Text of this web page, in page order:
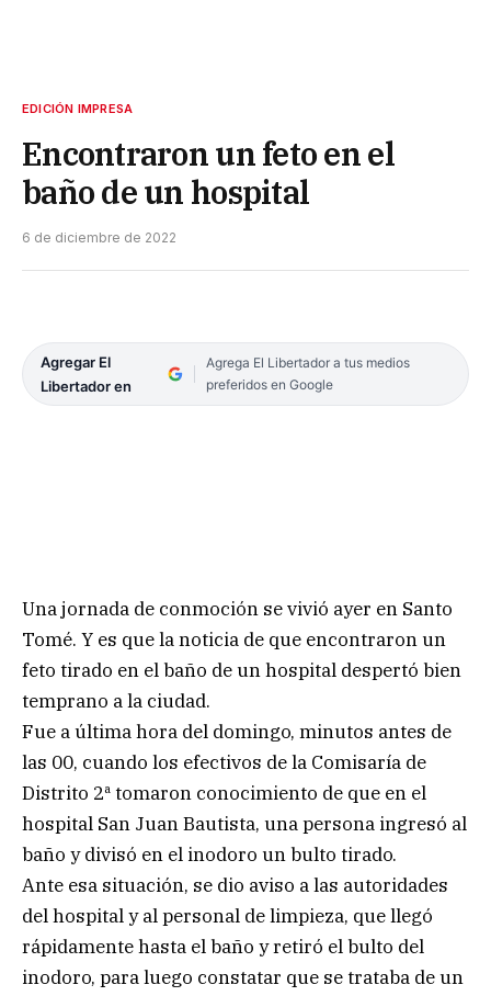
EDICIÓN IMPRESA
Encontraron un feto en el
baño de un hospital
6 de diciembre de 2022
Agregar El
Libertador en
Agrega El Libertador a tus medios
preferidos en Google
Una jornada de conmoción se vivió ayer en Santo
Tomé. Y es que la noticia de que encontraron un
feto tirado en el baño de un hospital despertó bien
temprano a la ciudad.
Fue a última hora del domingo, minutos antes de
las 00, cuando los efectivos de la Comisaría de
Distrito 2ª tomaron conocimiento de que en el
hospital San Juan Bautista, una persona ingresó al
baño y divisó en el inodoro un bulto tirado.
Ante esa situación, se dio aviso a las autoridades
del hospital y al personal de limpieza, que llegó
rápidamente hasta el baño y retiró el bulto del
inodoro, para luego constatar que se trataba de un